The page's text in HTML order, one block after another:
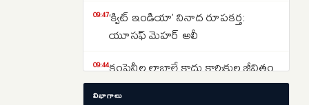
09:47‘క్విట్‌ ఇండియా’ నినాద రూపకర్త:
యూసఫ్‌ మెహర్‌ అలీ
09:44కంపెనీల లాభాలే కాదు కార్మికుల జీవితం
కూడా ముఖ్యమే
విభాగాలు